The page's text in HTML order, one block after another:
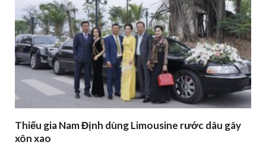
Thiếu gia Nam Định dùng Limousine rước dâu gây
xôn xao